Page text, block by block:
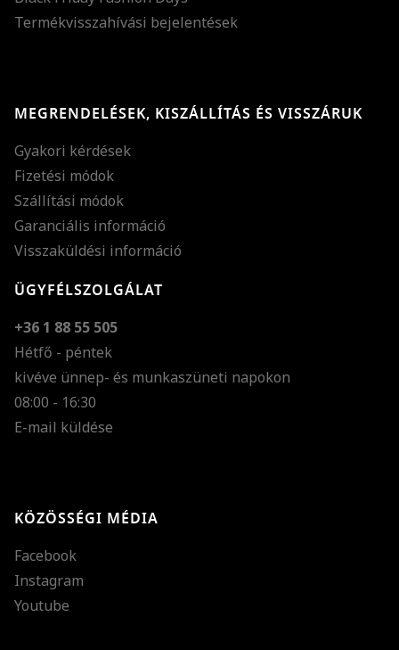
Termékvisszahívási bejelentések
MEGRENDELÉSEK, KISZÁLLÍTÁS ÉS VISSZÁRUK
Gyakori kérdések
Fizetési módok
Szállítási módok
Garanciális információ
Visszaküldési információ
ÜGYFÉLSZOLGÁLAT
+36 1 88 55 505
Hétfő - péntek
kivéve ünnep- és munkaszüneti napokon
08:00 - 16:30
E-mail küldése
KÖZÖSSÉGI MÉDIA
Facebook
Instagram
Youtube